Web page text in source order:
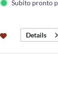
Subito pronto
Details